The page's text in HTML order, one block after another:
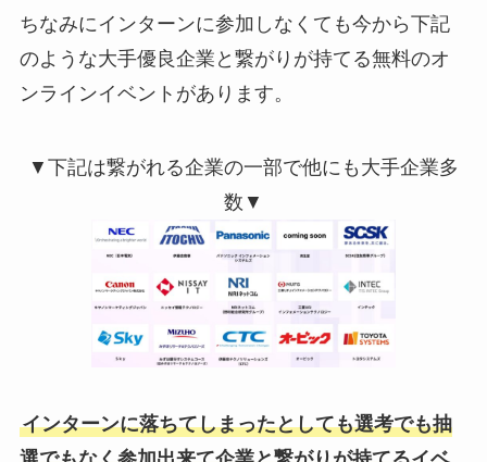
ちなみにインターンに参加しなくても今から下記
のような大手優良企業と繋がりが持てる無料のオ
ンラインイベントがあります。
▼下記は繋がれる企業の一部で他にも大手企業多
数▼
インターンに落ちてしまったとしても選考でも抽